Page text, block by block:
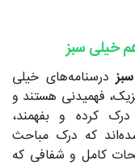
خیلی سبز
درسنامه‌های خیلی
فهمیدنی هستند و
کرده و بفهمند،
که درک مباحث
کامل و شفافی که